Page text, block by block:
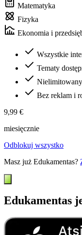
Matematyka
Fizyka
Ekonomia i
Wszystkie
Tematy
Bez reklam i
9,99 €
miesięcznie
Odblokuj wszystko
Masz już Edukamentas?
Edukamentas